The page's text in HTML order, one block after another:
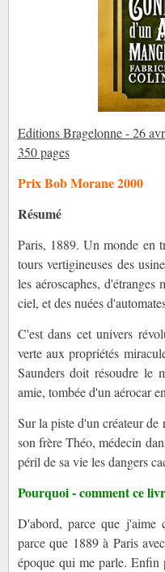
Editions Bragelonne - 26
350 pages
Prix Bob Morane 2000
Résumé
Paris, 1889. Un monde en
tours vertigineuses des
les aéroscaphes,
ciel, et des nuées
C'est dans cet univers
verte aux propriétés
Saunders doit résoudre le
amie, tombée d'un aérocar
Sur la piste d'un créateur
son frère Théo, médecin
péril de sa vie les dangers
Pourquoi - comment ce
D'abord, parce que j'aime
parce que 1889 à Paris
époque qui me parle.